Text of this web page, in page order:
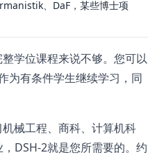
、DaF，某些博士项
学位课程来说不够。您可以
为有条件学生继续学习，同
械工程、商科、计算机科
DSH-2就是您所需要的。约